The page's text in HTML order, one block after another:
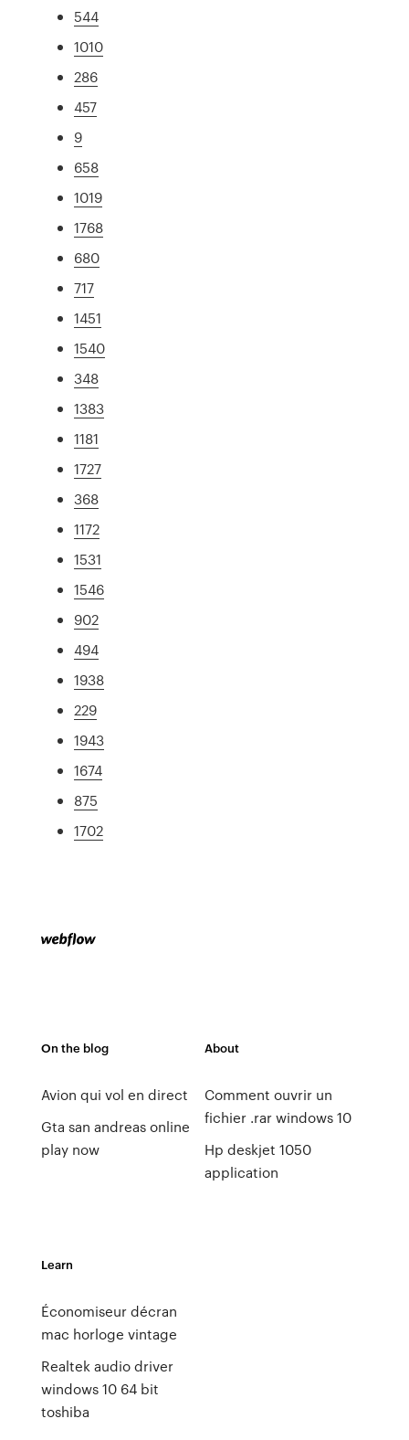
544
1010
286
457
9
658
1019
1768
680
717
1451
1540
348
1383
1181
1727
368
1172
1531
1546
902
494
1938
229
1943
1674
875
1702
On the blog
Avion qui vol en direct
Gta san andreas online
play now
About
Comment ouvrir un
fichier .rar windows 10
Hp deskjet 1050
application
Learn
Économiseur décran
mac horloge vintage
Realtek audio driver
windows 10 64 bit
toshiba